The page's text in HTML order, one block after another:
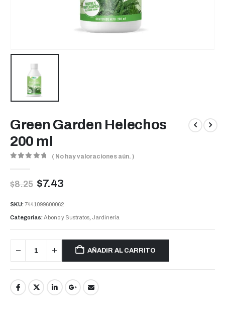
Green Garden Helechos
200 ml
( No hay valoraciones aún. )
$8.25 $7.43
SKU:7441099600062
Categorías:Abono y Sustratos, Jardinería
AÑADIR AL CARRITO